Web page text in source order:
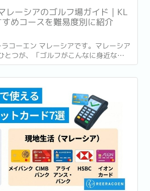
レーシアのゴルフ場ガイド｜KL
めコースを難易度別に紹介
コーエン マレーシアです。マレーシア
とつが、「ゴルフがこんなに身近な
...